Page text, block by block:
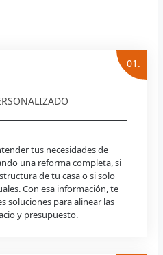
01.
tus necesidades de
una reforma completa, si
de tu casa o si solo
Con esa información, te
soluciones para alinear las
y presupuesto.